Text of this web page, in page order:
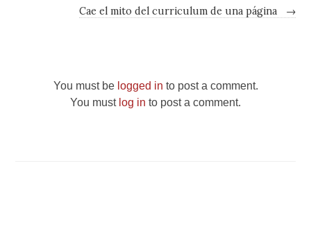
Cae el mito del curriculum de una página
→
You must be logged in to post a comment.
You must log in to post a comment.